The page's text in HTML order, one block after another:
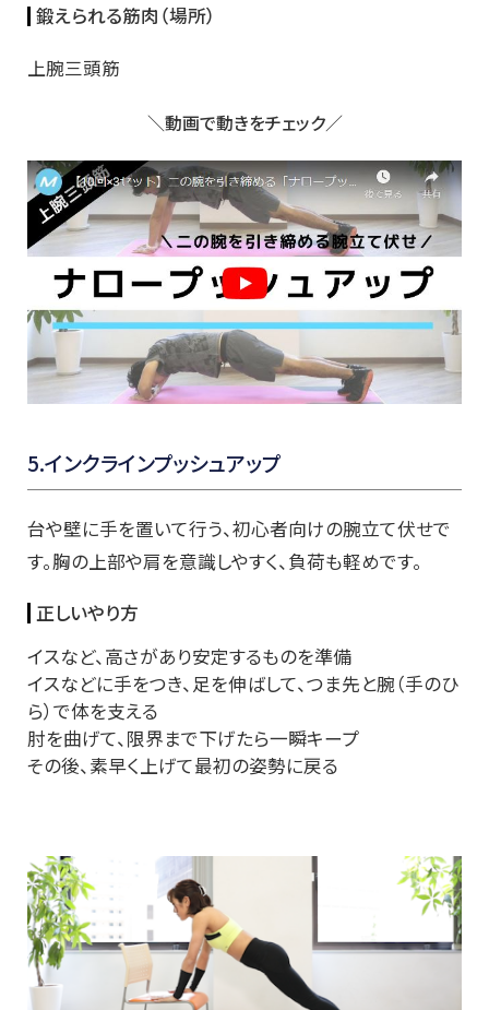
鍛えられる筋肉（場所）
上腕三頭筋
＼動画で動きをチェック／
5.インクラインプッシュアップ
台や壁に手を置いて行う、初心者向けの腕立て伏せで
す。胸の上部や肩を意識しやすく、負荷も軽めです。
正しいやり方
イスなど、高さがあり安定するものを準備
イスなどに手をつき、足を伸ばして、つま先と腕（手のひ
ら）で体を支える
肘を曲げて、限界まで下げたら一瞬キープ
その後、素早く上げて最初の姿勢に戻る